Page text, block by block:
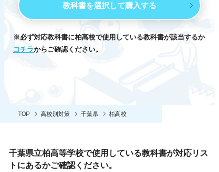
教科書を選択して購入する
※必ず対応教科書に柏高校で使用している教科書が該当するか
コチラからご確認ください。
TOP 高校別対策 千葉県 柏高校
千葉県立柏高等学校で使用している教科書が対応リス
トにあるかご確認ください。